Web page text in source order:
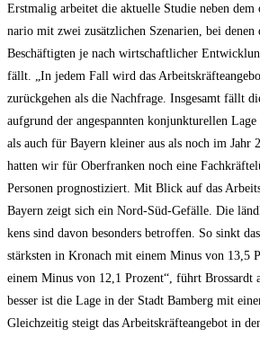
Erst­ma­lig arbei­tet die aktu­el­le Stu­die neben dem
na­rio mit zwei zusätz­li­chen Sze­na­ri­en, bei
Beschäf­tig­ten je nach wirt­schaft­li­cher
fällt. „In jedem Fall wird das
zurück­ge­hen als die Nach­fra­ge. Ins­ge­samt fällt
auf­grund der ange­spann­ten kon­junk­tu­rel­len
als auch für Bay­ern klei­ner aus als noch im Jahr
hat­ten wir für Ober­fran­ken noch eine
Per­so­nen pro­gnos­ti­ziert. Mit Blick auf das
Bay­ern zeigt sich ein Nord-Süd-Gefäl­le. Die
kens sind davon beson­ders betrof­fen. So sinkt
stärks­ten in Kro­nach mit einem Minus von 13,5
einem Minus von 12,1 Pro­zent“, führt Bros­sardt
bes­ser ist die Lage in der Stadt Bam­berg mit
Gleich­zei­tig steigt das Arbeits­kräf­te­an­ge­bot in